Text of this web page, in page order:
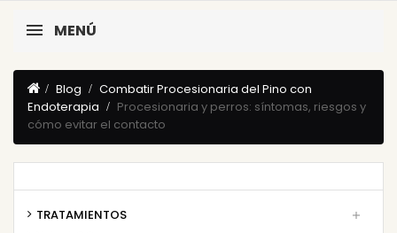
MENÚ
Blog
Combatir Procesionaria del Pino con
Endoterapia
Procesionaria y perros: síntomas, riesgos y
cómo evitar el contacto
TRATAMIENTOS 